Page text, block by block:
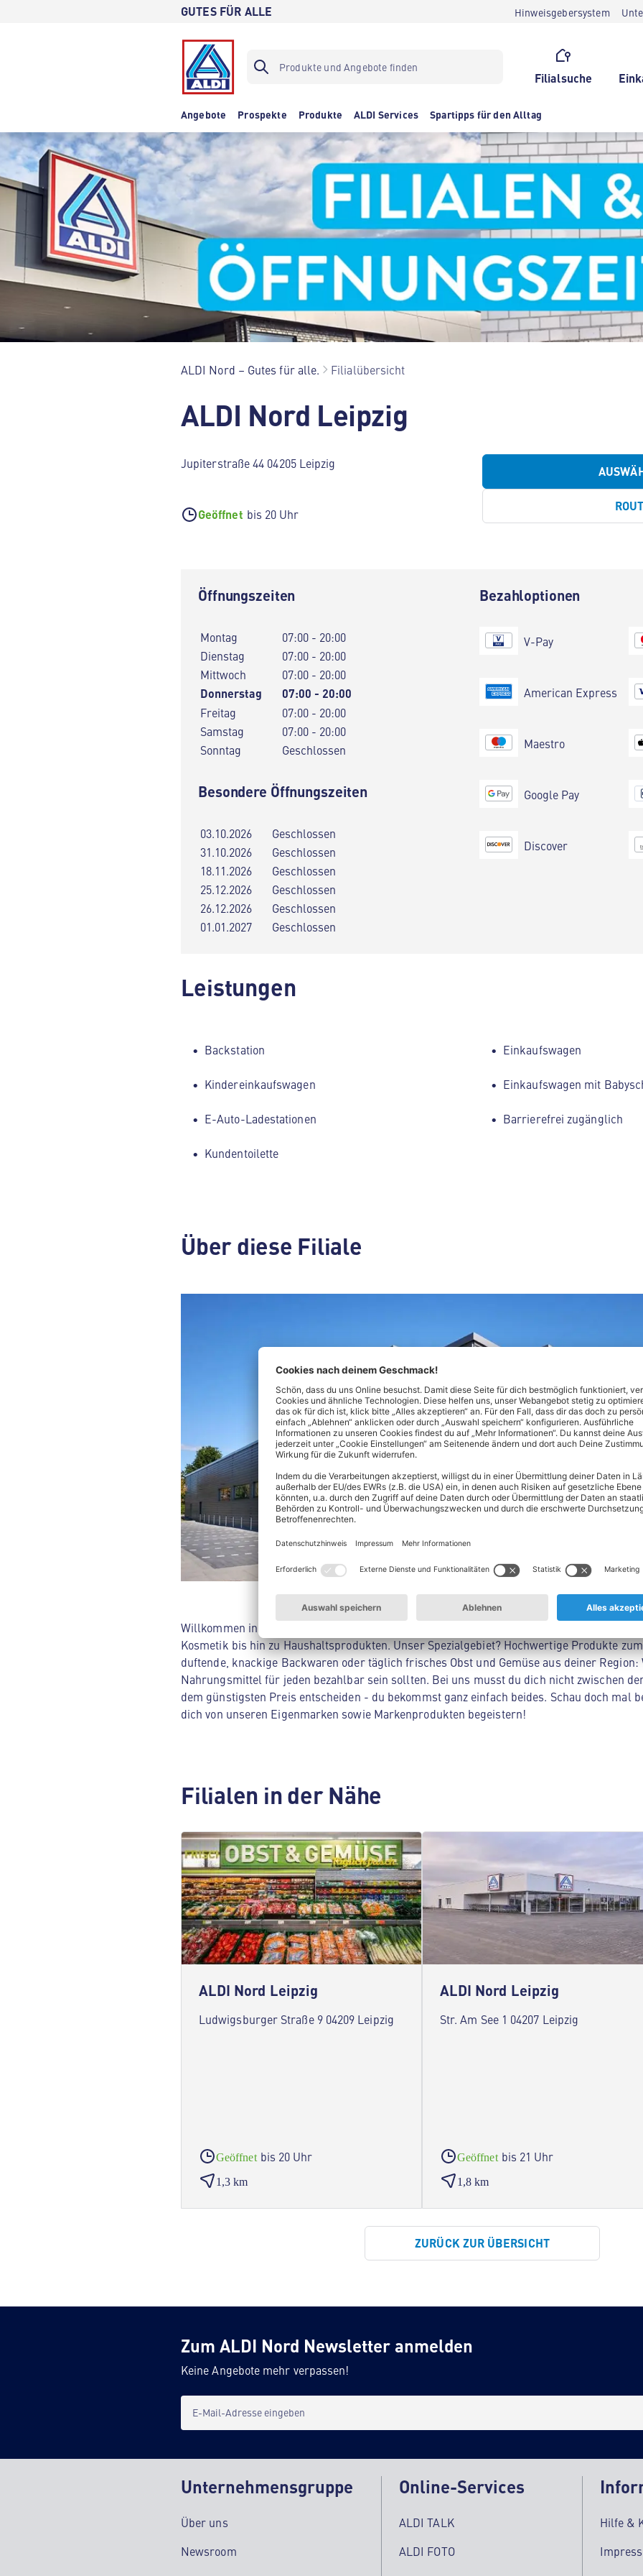
GUTES FÜR ALLE Hinweisgebersystem
Filialsuche
Angebote Prospekte Produkte ALDI Services Spartipps für den Alltag
ALDI Nord – Gutes für alle. Filialübersicht
ALDI Nord Leipzig
Jupiterstraße 44 04205 Leipzig
Geöffnet bis 20 Uhr
Öffnungszeiten
Montag
07:00 - 20:00
Dienstag
07:00 - 20:00
Mittwoch
07:00 - 20:00
Donnerstag 07:00 - 20:00
Freitag
07:00 - 20:00
Samstag
07:00 - 20:00
Sonntag
Geschlossen
Besondere Öffnungszeiten
03.10.2026
Geschlossen
31.10.2026
Geschlossen
18.11.2026
Geschlossen
25.12.2026
Geschlossen
26.12.2026
Geschlossen
01.01.2027
Geschlossen
Bezahloptionen
V-Pay
American Express
Maestro
Google Pay
Discover
Leistungen
Backstation Einkaufswagen
Kindereinkaufswagen Einkaufswagen mit
E-Auto-Ladestationen Barrierefrei zugänglich
Kundentoilette
Über diese Filiale
Willkommen in deinem ALDI Nord! Hier findest du alles, was dein Herz begehrt - von
Kosmetik bis hin zu Haushaltsprodukten. Unser Spezialgebiet? Hochwertige Produkte
duftende, knackige Backwaren oder täglich frisches Obst und Gemüse aus deiner
Nahrungsmittel für jeden bezahlbar sein sollten. Bei uns musst du dich nicht zwischen
dem günstigsten Preis entscheiden - du bekommst ganz einfach beides. Schau doch mal
dich von unseren Eigenmarken sowie Markenprodukten begeistern!
Filialen in der Nähe
ALDI Nord Leipzig
Ludwigsburger Straße 9 04209 Leipzig
Geöffnet bis 20 Uhr
1,3 km
ALDI Nord Leipzig
Str. Am See 1 04207 Leipzig
Geöffnet bis 21 Uhr
1,8 km
ZURÜCK ZUR ÜBERSICHT
Zum ALDI Nord Newsletter anmelden
Keine Angebote mehr verpassen!
E-Mail-Adresse eingeben
Unternehmensgruppe
Über uns
Newsroom
Online-Services
ALDI TALK
ALDI FOTO
Hilfe &